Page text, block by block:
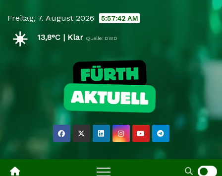
content
Freitag, 7. August 2026 5:57:43 AM
☀️ 13,8°C | Klar Quelle: DWD